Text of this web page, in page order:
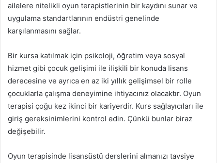
ailelere nitelikli oyun terapistlerinin bir kaydını sunar ve
uygulama standartlarının endüstri genelinde
karşılanmasını sağlar.
Bir kursa katılmak için psikoloji, öğretim veya sosyal
hizmet gibi çocuk gelişimi ile ilişkili bir konuda lisans
derecesine ve ayrıca en az iki yıllık gelişimsel bir rolle
çocuklarla çalışma deneyimine ihtiyacınız olacaktır. Oyun
terapisi çoğu kez ikinci bir kariyerdir. Kurs sağlayıcıları ile
giriş gereksinimlerini kontrol edin. Çünkü bunlar biraz
değişebilir.
Oyun terapisinde lisansüstü derslerini almanızı tavsiye